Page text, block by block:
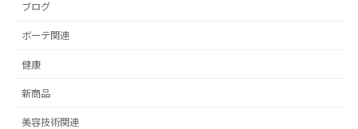
ブログ
ボーテ関連
健康
新商品
美容技術関連